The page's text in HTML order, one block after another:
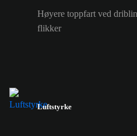
Høyere toppfart ved
flikker
Luftstyrke